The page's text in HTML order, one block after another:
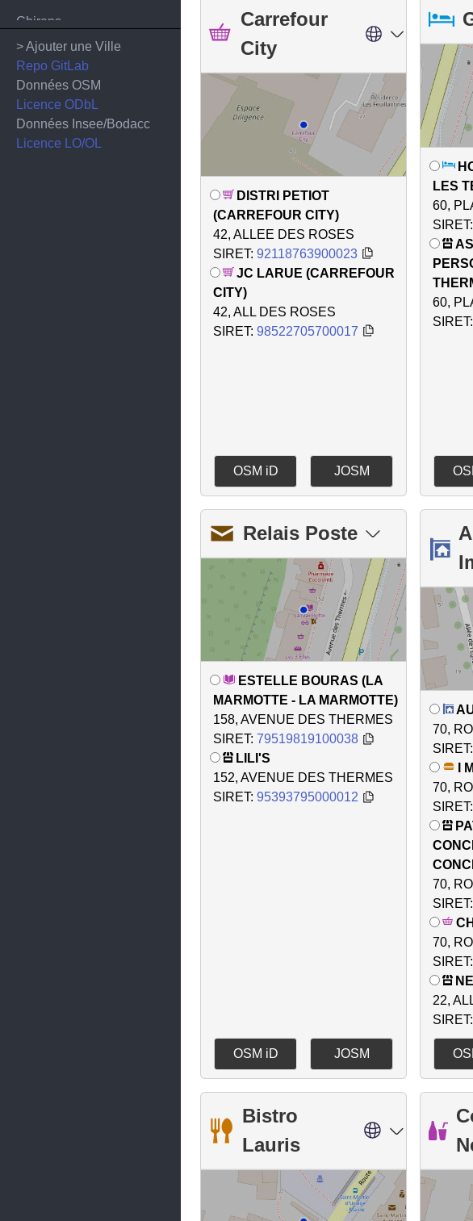
Chirens
Chuzelles
Claix
Clelles
Corbelin
> Ajouter une Ville
Repo GitLab
Données OSM
Licence ODbL
Données Insee/Bodacc
Licence LO/OL
Carrefour
City
DISTRI PETIOT
(CARREFOUR CITY)
42, ALLEE DES ROSES
SIRET: 92118763900023
JC LARUE (CARREFOUR
CITY)
42, ALL DES ROSES
SIRET: 98522705700017
OSM iD JOSM
LES
60,
SIRET:
60,
SIRET:
Relais Poste
ESTELLE BOURAS (LA
MARMOTTE - LA MARMOTTE)
158, AVENUE DES THERMES
SIRET: 79519819100038
LILI'S
152, AVENUE DES THERMES
SIRET: 95393795000012
OSM iD JOSM
70,
SIRET:
I
70,
SIRET:
70,
SIRET:
70,
SIRET:
22,
SIRET:
Bistro
Lauris